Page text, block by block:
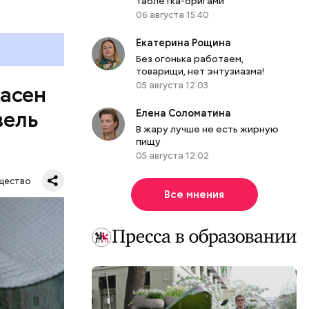
06 августа 15:40
Екатерина Рощина
Без огонька работаем,
товарищи, нет энтузиазма!
05 августа 12:03
Елена Соломатина
В жару лучше не есть жирную
пищу
05 августа 12:02
Все мнения